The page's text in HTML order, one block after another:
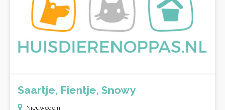
Saartje, Fientje, Snowy
Nieuwegein